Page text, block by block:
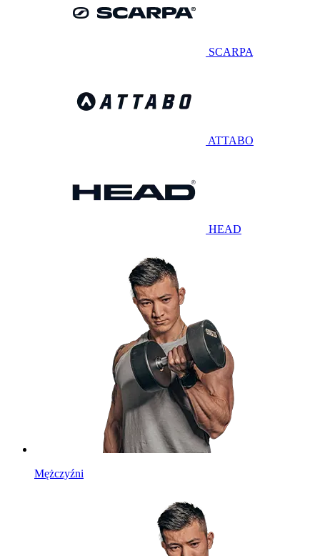
SCARPA
ATTABO
HEAD
Mężczyźni